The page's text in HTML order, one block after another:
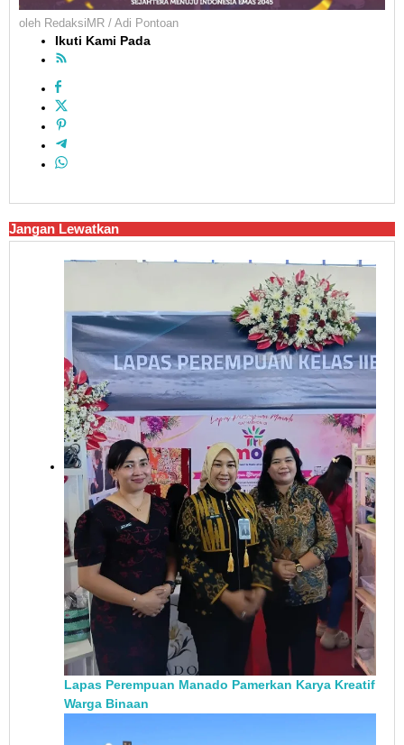
oleh RedaksiMR / Adi Pontoan
Ikuti Kami Pada
Jangan Lewatkan
Lapas Perempuan Manado Pamerkan Karya Kreatif
Warga Binaan